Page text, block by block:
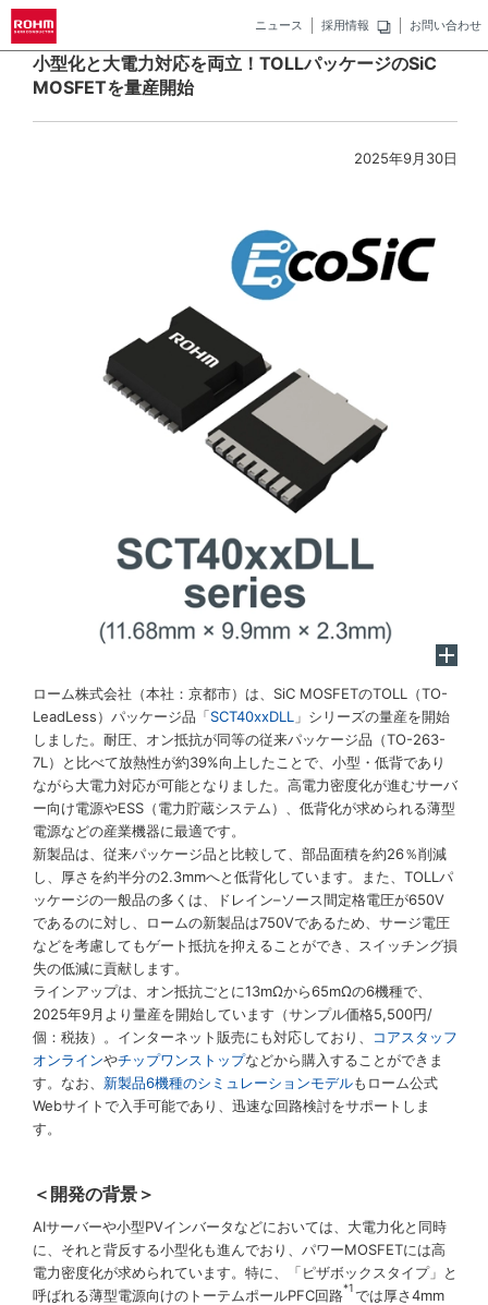
ニュース 採用情報 お問い合わせ
小型化と大電力対応を両立！TOLLパッケージのSiC
MOSFETを量産開始
2025年9月30日
ローム株式会社（本社：京都市）は、SiC MOSFETのTOLL（TO-
LeadLess）パッケージ品「SCT40xxDLL 」シリーズの量産を開始
しました。耐圧、オン抵抗が同等の従来パッケージ品（TO-263-
7L）と比べて放熱性が約39%向上したことで、小型・低背であり
ながら大電力対応が可能となりました。高電力密度化が進むサーバ
ー向け電源やESS（電力貯蔵システム）、低背化が求められる薄型
電源などの産業機器に最適です。
新製品は、従来パッケージ品と比較して、部品面積を約26％削減
し、厚さを約半分の2.3mmへと低背化しています。また、TOLLパ
ッケージの一般品の多くは、ドレイン–ソース間定格電圧が650V
であるのに対し、ロームの新製品は750Vであるため、サージ電圧
などを考慮してもゲート抵抗を抑えることができ、スイッチング損
失の低減に貢献します。
ラインアップは、オン抵抗ごとに13mΩから65mΩの6機種で、
2025年9月より量産を開始しています（サンプル価格5,500円/
個：税抜）。インターネット販売にも対応しており、
コアスタッフ
オンラインやチップワンストップなどから購入することができま
す。なお、 新製品6機種のシミュレーションモデルもローム公式
Webサイトで入手可能であり、迅速な回路検討をサポートしま
す。
＜開発の背景＞
AIサーバーや小型PVインバータなどにおいては、大電力化と同時
に、それと背反する小型化も進んでおり、パワーMOSFETには高
電力密度化が求められています。特に、「ピザボックスタイプ」と
呼ばれる薄型電源向けのトーテムポールPFC回路*1では厚さ4mm